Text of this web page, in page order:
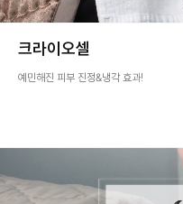
크라이오셀
예민해진 피부 진정&냉각 효과!